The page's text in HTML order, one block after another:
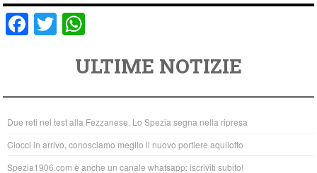
F
e
b
o
o
T
er
at
s
A
p
p
ULTIME NOTIZIE
Due reti nel test alla Fezzanese. Lo Spezia segna nella ripresa
Ciocci in arrivo, conosciamo meglio il nuovo portiere aquilotto
Spezia1906.com è anche un canale whatsapp: iscriviti subito!